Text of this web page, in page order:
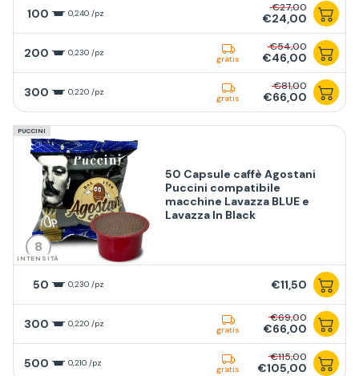
100 0,240 /pz €27,00
€24,00
200 0,230 /pz
gratis
€54,00
€46,00
300 0,220 /pz
gratis
€81,00
€66,00
PUCCINI
8
INTENSITÀ
50 Capsule caffè Agostani
Puccini compatibile
macchine Lavazza BLUE e
Lavazza In Black
50 0,230 /pz €11,50
300 0,220 /pz
gratis
€69,00
€66,00
500 0,210 /pz
gratis
€115,00
€105,00